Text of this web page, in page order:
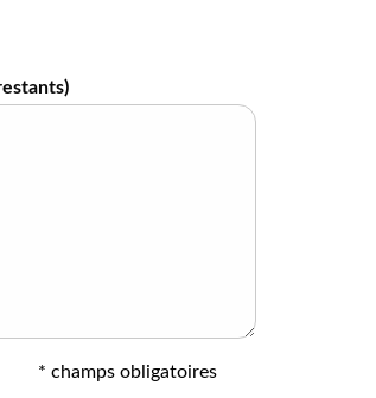
* champs obligatoires